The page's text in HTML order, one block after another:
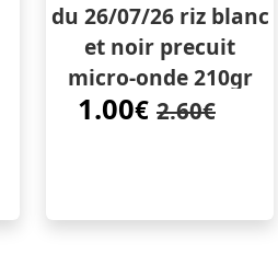
du 26/07/26 riz blanc
et noir precuit
micro-onde 210gr
1.00€ 2.60€